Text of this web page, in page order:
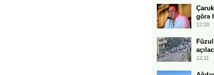
görə
12:20
12:11